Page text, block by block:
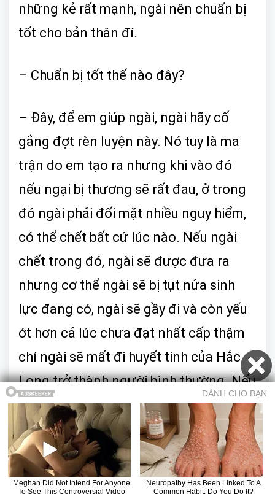
Trở về truyện Chương trước Mục lục Chương sau Truyện 18+
những kẻ rất mạnh, ngài nên chuẩn bị
tốt cho bản thân đí.
– Chuẩn bị tốt thế nào đây?
– Đây, để em giúp ngài, ngài hãy cố
gắng đợt rèn luyện này. Nó tuy là ma
trận do em tạo ra nhưng khi vào đó
nếu ngại bị thương sẽ rất đau, ở trong
đó ngài phải đối mặt nhiều nguy hiểm,
có thể chết bất cứ lúc nào. Nếu ngài
chết trong đó, ngài sẽ được đưa ra
nhưng cơ thể ngài sẽ bị tụt nửa sinh
lực đang có, ngài sẽ gầy đi và còn yếu
ớt hơn cả lúc chưa đạt nhất cấp thậm
chí ngài sẽ mất đi huyết tinh của Hắc
Long trở thành người bình thường. Nếu
ngài thành công vượt qua thì sẽ biến
đổi một cách khác thường, có khi ngài
có thể một mạch đột phá thập cấp của
Nhất Kim Long. Thế nào, ngài muốn